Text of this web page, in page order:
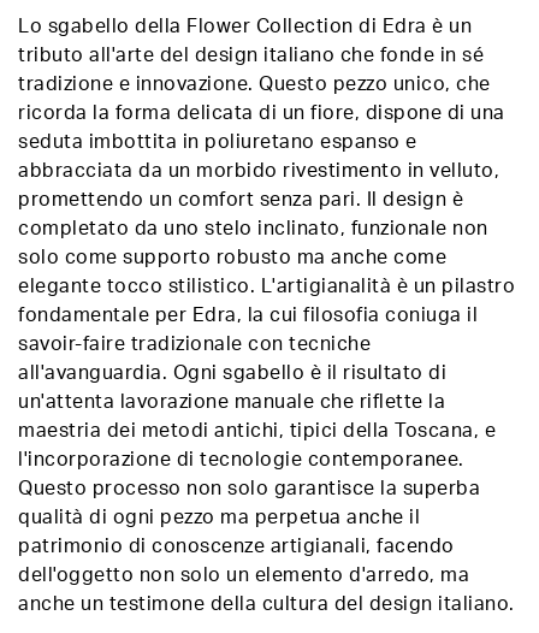
Lo sgabello della Flower Collection di Edra è un
tributo all'arte del design italiano che fonde in sé
tradizione e innovazione. Questo pezzo unico, che
ricorda la forma delicata di un fiore, dispone di una
seduta imbottita in poliuretano espanso e
abbracciata da un morbido rivestimento in velluto,
promettendo un comfort senza pari. Il design è
completato da uno stelo inclinato, funzionale non
solo come supporto robusto ma anche come
elegante tocco stilistico. L'artigianalità è un pilastro
fondamentale per Edra, la cui filosofia coniuga il
savoir-faire tradizionale con tecniche
all'avanguardia. Ogni sgabello è il risultato di
un'attenta lavorazione manuale che riflette la
maestria dei metodi antichi, tipici della Toscana, e
l'incorporazione di tecnologie contemporanee.
Questo processo non solo garantisce la superba
qualità di ogni pezzo ma perpetua anche il
patrimonio di conoscenze artigianali, facendo
dell'oggetto non solo un elemento d'arredo, ma
anche un testimone della cultura del design italiano.